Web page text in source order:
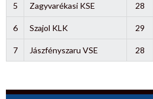
5 Zagyvarékasi KSE 28
6 Szajol KLK 29
7 Jászfényszaru VSE 28